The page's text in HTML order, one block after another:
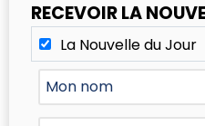
RECEVOIR LA
La Nouvelle du Jour